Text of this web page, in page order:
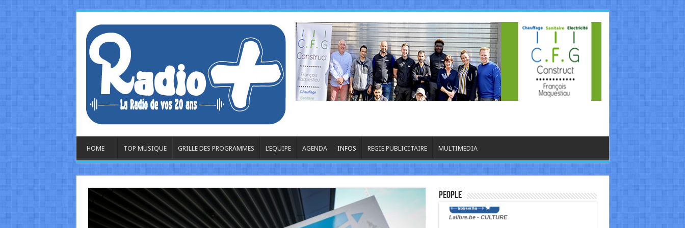
HOME TOP MUSIQUE GRILLE DES PROGRAMMES L’EQUIPE AGENDA INFOS REGIE PUBLICITAIRE MULTIMEDIA
People
Lalibre.be - CULTURE